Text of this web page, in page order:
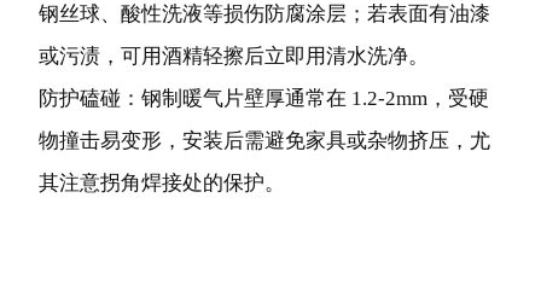
钢丝球、酸性洗液等损伤防腐涂层；若表面有油漆
或污渍，可用酒精轻擦后立即用清水洗净。
防护磕碰：钢制暖气片壁厚通常在 1.2-2mm，受硬
物撞击易变形，安装后需避免家具或杂物挤压，尤
其注意拐角焊接处的保护。